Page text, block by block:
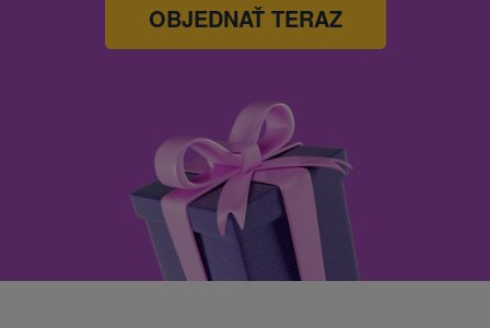
OBJEDNAŤ TERAZ